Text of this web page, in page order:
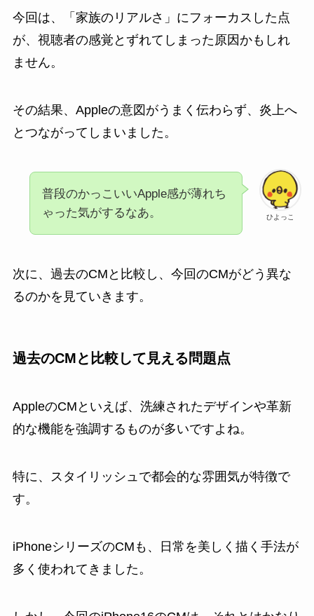
今回は、「家族のリアルさ」にフォーカスした点
が、視聴者の感覚とずれてしまった原因かもしれ
ません。
その結果、Appleの意図がうまく伝わらず、炎上へ
とつながってしまいました。
ひよっこ
普段のかっこいいApple感が薄れち
ゃった気がするなあ。
次に、過去のCMと比較し、今回のCMがどう異な
るのかを見ていきます。
過去のCMと比較して見える問題点
AppleのCMといえば、洗練されたデザインや革新
的な機能を強調するものが多いですよね。
特に、スタイリッシュで都会的な雰囲気が特徴で
す。
iPhoneシリーズのCMも、日常を美しく描く手法が
多く使われてきました。